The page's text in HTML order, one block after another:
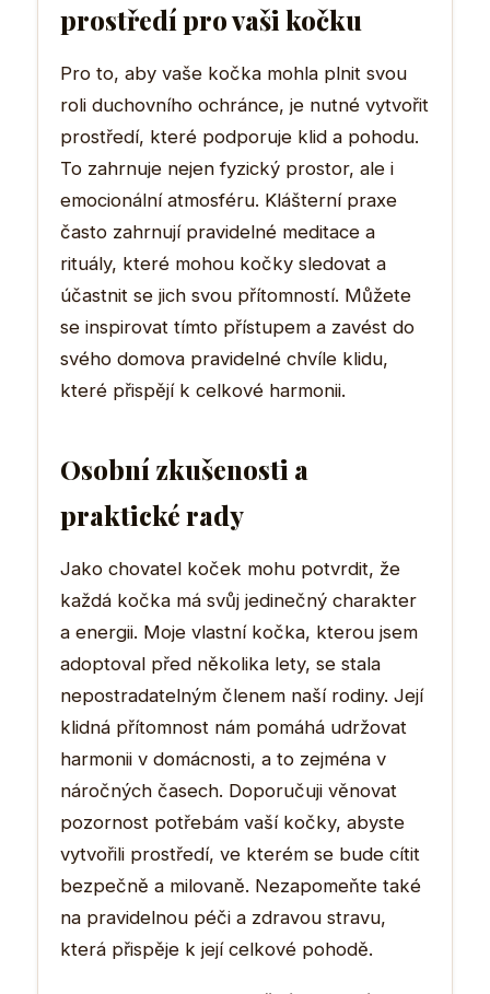
prostředí pro vaši kočku
Pro to, aby vaše kočka mohla plnit svou
roli duchovního ochránce, je nutné vytvořit
prostředí, které podporuje klid a pohodu.
To zahrnuje nejen fyzický prostor, ale i
emocionální atmosféru. Klášterní praxe
často zahrnují pravidelné meditace a
rituály, které mohou kočky sledovat a
účastnit se jich svou přítomností. Můžete
se inspirovat tímto přístupem a zavést do
svého domova pravidelné chvíle klidu,
které přispějí k celkové harmonii.
Osobní zkušenosti a
praktické rady
Jako chovatel koček mohu potvrdit, že
každá kočka má svůj jedinečný charakter
a energii. Moje vlastní kočka, kterou jsem
adoptoval před několika lety, se stala
nepostradatelným členem naší rodiny. Její
klidná přítomnost nám pomáhá udržovat
harmonii v domácnosti, a to zejména v
náročných časech. Doporučuji věnovat
pozornost potřebám vaší kočky, abyste
vytvořili prostředí, ve kterém se bude cítit
bezpečně a milovaně. Nezapomeňte také
na pravidelnou péči a zdravou stravu,
která přispěje k její celkové pohodě.